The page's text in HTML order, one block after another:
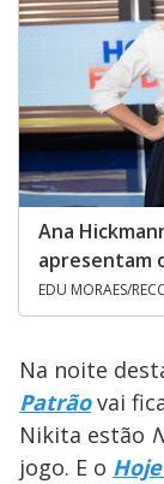
Ana
apresentam
EDU MORAES/
Na noite
Patrãovai
Nikita estão
jogo. E o